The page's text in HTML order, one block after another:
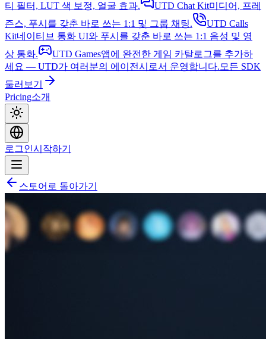
티 필터, LUT 색 보정, 얼굴 효과.
UTD Chat Kit미디어, 프레
즌스, 푸시를 갖춘 바로 쓰는 1:1 및 그룹 채팅.
UTD Calls
Kit네이티브 통화 UI와 푸시를 갖춘 바로 쓰는 1:1 음성 및 영
상 통화.
UTD Games앱에 완전한 게임 카탈로그를 추가하
세요 — UTD가 여러분의 에이전시로서 운영합니다. 모든 SDK
둘러보기
Pricing소개
로그인시작하기
스토어로 돌아가기